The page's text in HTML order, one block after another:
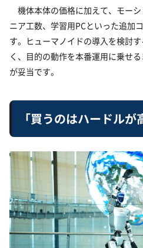
機体本体の価格に加えて、モー
ニア工数、学習用PCといった追加
す。ヒューマノイドの導入を検討
く、目的の動作を本番運用に乗せ
が妥当です。
「買うのはハードル